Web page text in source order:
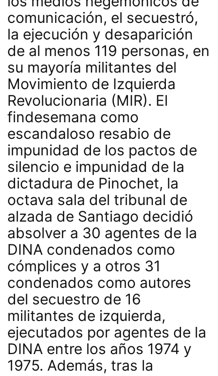
comunicación, el secuestró,
la ejecución y desaparición
de al menos 119 personas, en
su mayoría militantes del
Movimiento de Izquierda
Revolucionaria (MIR). El
findesemana como
escandaloso resabio de
impunidad de los pactos de
silencio e impunidad de la
dictadura de Pinochet, la
octava sala del tribunal de
alzada de Santiago decidió
absolver a 30 agentes de la
DINA condenados como
cómplices y a otros 31
condenados como autores
del secuestro de 16
militantes de izquierda,
ejecutados por agentes de la
DINA entre los años 1974 y
1975. Además, tras la